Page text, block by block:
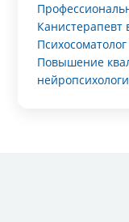
Канистерапевт
Психосоматолог
Повышение